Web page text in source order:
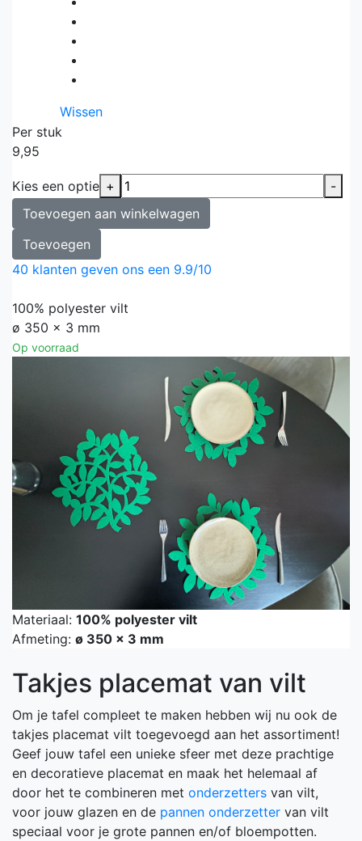
Wissen
Per stuk
9,95
Kies een optie +
-
Toevoegen aan winkelwagen
Toevoegen
40 klanten geven ons een 9.9/10
100% polyester vilt
ø 350 x 3 mm
Op voorraad
Materiaal: 100% polyester vilt
Afmeting: ø 350 x 3 mm
Takjes placemat van vilt
Om je tafel compleet te maken hebben wij nu ook de
takjes placemat vilt toegevoegd aan het assortiment!
Geef jouw tafel een unieke sfeer met deze prachtige
en decoratieve placemat en maak het helemaal af
door het te combineren met onderzetters van vilt,
voor jouw glazen en de pannen onderzetter van vilt
speciaal voor je grote pannen en/of bloempotten.